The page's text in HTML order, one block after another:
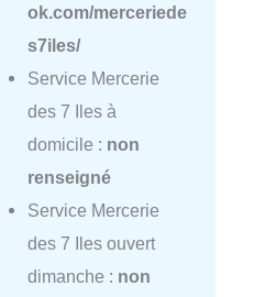
ok.com/merceriede
s7iles/
Service Mercerie
des 7 Iles à
domicile : non
renseigné
Service Mercerie
des 7 Iles ouvert
dimanche : non